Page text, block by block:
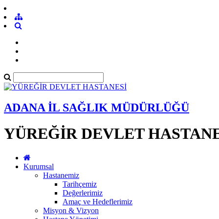
ADANA İL SAĞLIK MÜDÜRLÜĞÜ
YÜREĞİR DEVLET
Kurumsal
Hastanemiz
Tarihçemiz
Değerlerimiz
Amaç ve Hedeflerimiz
Misyon & Vizyon